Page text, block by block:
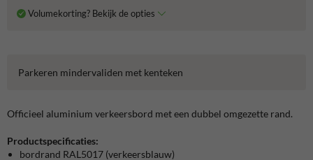
Volumekorting? Bekijk de opties
Parkeren mindervaliden met kenteken
Officieel aluminium verkeersbord met een dubbel omgezette rand.
Productspecificaties:
bordrand RAL5017 (verkeersblauw)